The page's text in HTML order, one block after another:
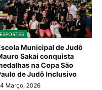
ESPORTES
Municipal de Judô
Sakai conquista
na Copa São
de Judô Inclusivo
Março, 2026